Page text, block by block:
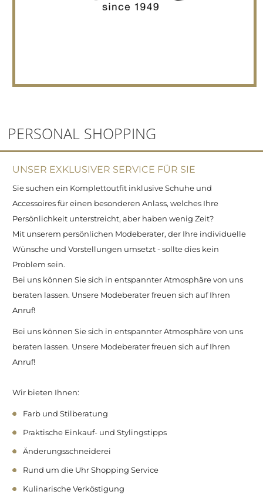
PERSONAL SHOPPING
UNSER EXKLUSIVER SERVICE FÜR SIE
Sie suchen ein Komplettoutfit inklusive Schuhe und
Accessoires für einen besonderen Anlass, welches Ihre
Persönlichkeit unterstreicht, aber haben wenig Zeit?
Mit unserem persönlichen Modeberater, der Ihre individuelle
Wünsche und Vorstellungen umsetzt - sollte dies kein
Problem sein.
Bei uns können Sie sich in entspannter Atmosphäre von uns
beraten lassen. Unsere Modeberater freuen sich auf Ihren
Anruf!
Bei uns können Sie sich in entspannter Atmosphäre von uns
beraten lassen. Unsere Modeberater freuen sich auf Ihren
Anruf!
Wir bieten Ihnen:
Farb und Stilberatung
Praktische Einkauf- und Stylingstipps
Änderungsschneiderei
Rund um die Uhr Shopping Service
Kulinarische Verköstigung